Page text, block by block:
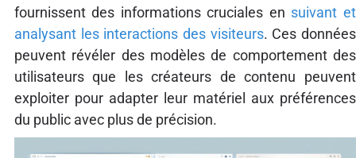
fournissent des informations cruciales en suivant et
analysant les interactions des visiteurs. Ces données
peuvent révéler des modèles de comportement des
utilisateurs que les créateurs de contenu peuvent
exploiter pour adapter leur matériel aux préférences
du public avec plus de précision.